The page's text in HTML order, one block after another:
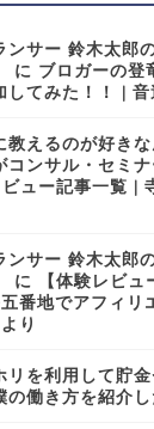
ンサー 鈴木太郎
に ブロガーの登
してみた！！ |
教えるのが好き
コンサル・セミ
ュー記事一覧 |
ンサー 鈴木太郎
に
【体験レビ
番地でアフィリ
より
リを利用して貯
の働き方を紹介